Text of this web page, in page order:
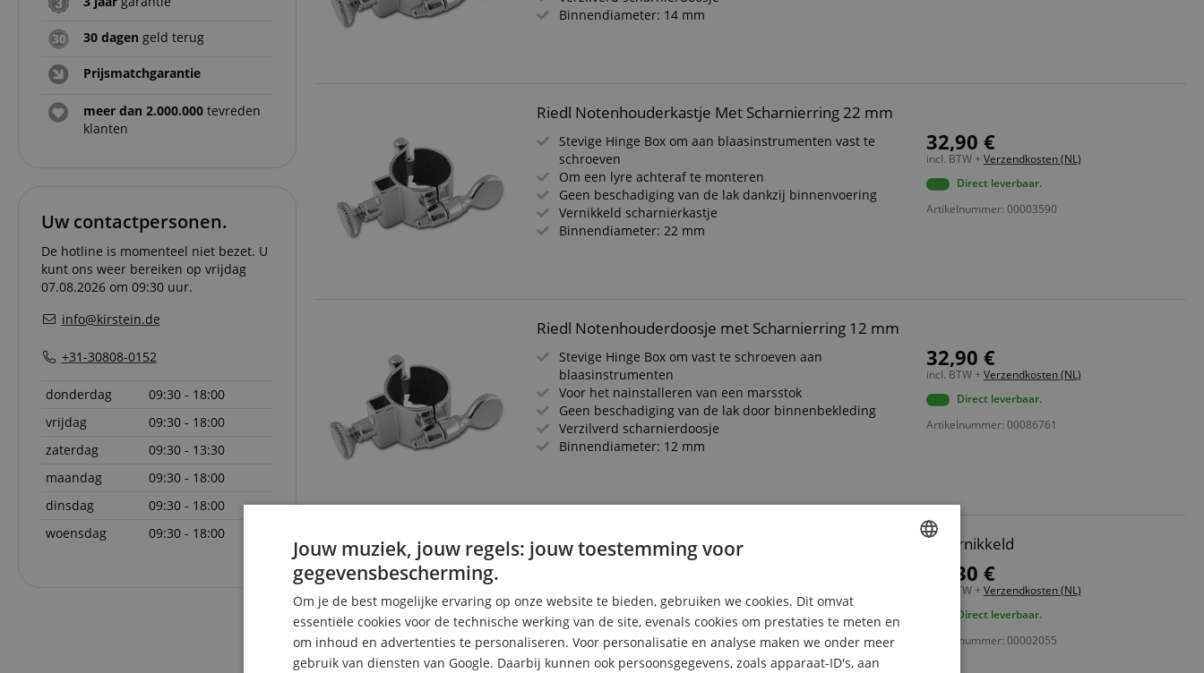
Binnendiameter: 14 mm
Riedl Notenhouderkastje Met Scharnierring 22 mm
Stevige Hinge Box om aan blaasinstrumenten vast te
schroeven
Om een lyre achteraf te monteren
Geen beschadiging van de lak dankzij binnenvoering
Vernikkeld scharnierkastje
Binnendiameter: 22 mm
32,90 €
incl. BTW + Verzendkosten (NL)
Direct leverbaar.
Artikelnummer: 00003590
Riedl Notenhouderdoosje met Scharnierring 12 mm
Stevige Hinge Box om vast te schroeven aan
blaasinstrumenten
Voor het nainstalleren van een marsstok
Geen beschadiging van de lak door binnenbekleding
Verzilverd scharnierdoosje
Binnendiameter: 12 mm
32,90 €
incl. BTW + Verzendkosten (NL)
Direct leverbaar.
Artikelnummer: 00086761
Riedl Marslyra Profillijn Voor Trompet Kornet Vleugelhorn Vernikkeld
Om aan de klankbeker vast te klemmen
36,30 €
incl. BTW + Verzendkosten (NL)
Direct leverbaar.
Artikelnummer: 00002055
30 dagen geld terug
Prijsmatchgarantie
meer dan 2.000.000 tevreden
klanten
Uw contactpersonen.
De hotline is momenteel niet bezet. U
kunt ons weer bereiken op vrijdag
07.08.2026 om 09:30 uur.
info@kirstein.de
+31-30808-0152
donderdag
09:30 - 18:00
vrijdag
09:30 - 18:00
zaterdag
09:30 - 13:30
maandag
09:30 - 18:00
dinsdag
09:30 - 18:00
woensdag
09:30 - 18:00
Jouw muziek, jouw regels: jouw toestemming voor
gegevensbescherming.
Om je de best mogelijke ervaring op onze website te bieden, gebruiken we cookies. Dit omvat
essentiële cookies voor de technische werking van de site, evenals cookies om prestaties te meten en
om inhoud en advertenties te personaliseren. Voor personalisatie en analyse maken we onder meer
gebruik van diensten van Google. Daarbij kunnen ook persoonsgegevens, zoals apparaat-ID's, aan